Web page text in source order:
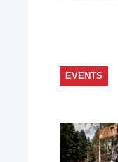
EVENTS